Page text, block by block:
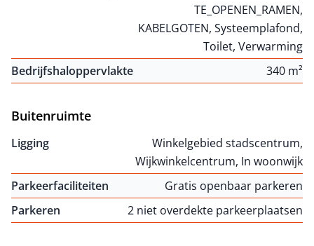
TE_OPENEN_RAMEN,
KABELGOTEN, Systeemplafond,
Toilet, Verwarming
Bedrijfshaloppervlakte
340 m²
Buitenruimte
Ligging
Winkelgebied stadscentrum,
Wijkwinkelcentrum, In woonwijk
Parkeerfaciliteiten
Gratis openbaar parkeren
Parkeren
2 niet overdekte parkeerplaatsen